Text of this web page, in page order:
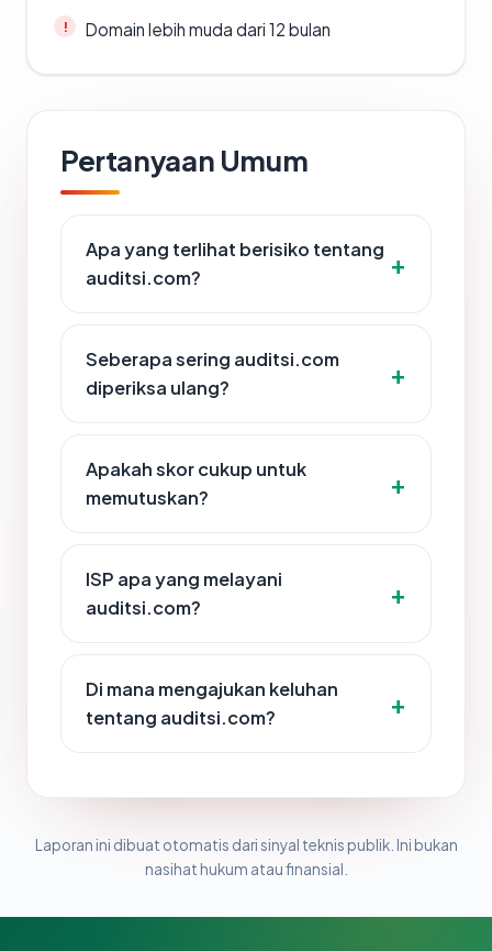
Domain lebih muda dari 12 bulan
Pertanyaan Umum
Apa yang terlihat berisiko tentang
auditsi.com?
Seberapa sering auditsi.com
diperiksa ulang?
Apakah skor cukup untuk
memutuskan?
ISP apa yang melayani
auditsi.com?
Di mana mengajukan keluhan
tentang auditsi.com?
Laporan ini dibuat otomatis dari sinyal teknis publik. Ini bukan
nasihat hukum atau finansial.